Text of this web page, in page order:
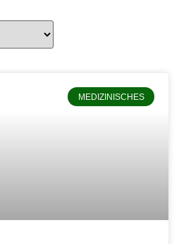
MEDIZINISCHES